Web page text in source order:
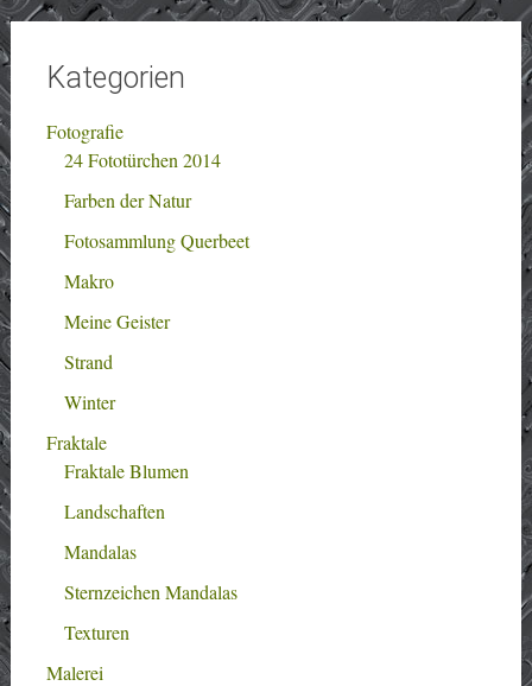
Kategorien
Fotografie
24 Fototürchen 2014
Farben der Natur
Fotosammlung Querbeet
Makro
Meine Geister
Strand
Winter
Fraktale
Fraktale Blumen
Landschaften
Mandalas
Sternzeichen Mandalas
Texturen
Malerei